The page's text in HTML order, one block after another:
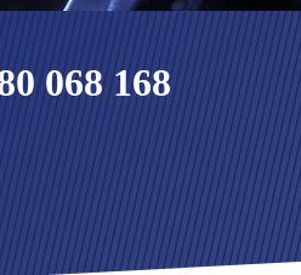
068 168